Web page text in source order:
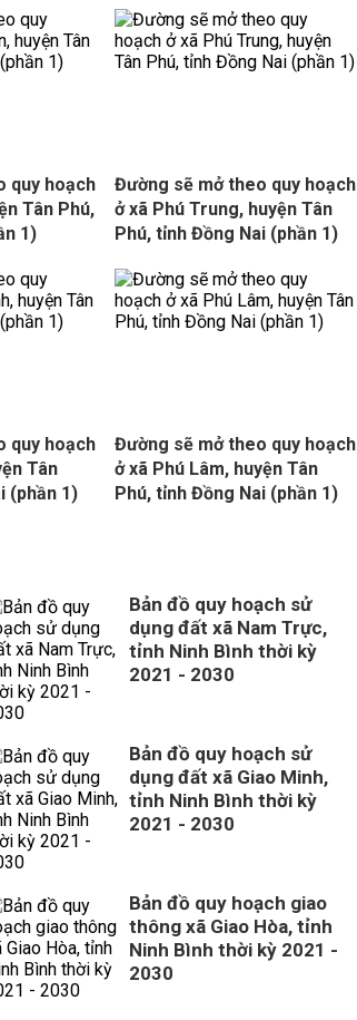
quy hoạch
Tân Phú,
1)
Đường sẽ mở theo quy hoạch
ở xã Phú Trung, huyện Tân
Phú, tỉnh Đồng Nai (phần 1)
quy hoạch
Tân
(phần 1)
Đường sẽ mở theo quy hoạch
ở xã Phú Lâm, huyện Tân
Phú, tỉnh Đồng Nai (phần 1)
Bản đồ quy hoạch sử
dụng đất xã Nam Trực,
tỉnh Ninh Bình thời kỳ
2021 - 2030
Bản đồ quy hoạch sử
dụng đất xã Giao Minh,
tỉnh Ninh Bình thời kỳ
2021 - 2030
Bản đồ quy hoạch giao
thông xã Giao Hòa, tỉnh
Ninh Bình thời kỳ 2021 -
2030